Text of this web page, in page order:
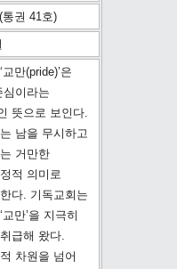
권 41호)
만(pride)’은
심이라는
뜻으로 보인다.
남을 무시하고
거만한
적 의미로
다. 기독교회는
만’을 지극히
급해 왔다.
차원을 넘어